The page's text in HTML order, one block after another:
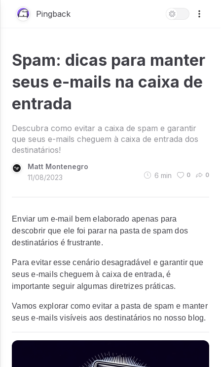
Pingback
Spam: dicas para manter
seus e-mails na caixa de
entrada
Descubra como evitar a caixa de spam e garantir
que seus e-mails cheguem à caixa de entrada dos
destinatários!
Matt Montenegro
11/08/2023
6 min 0 0
Enviar um e-mail bem elaborado apenas para
descobrir que ele foi parar na pasta de spam dos
destinatários é frustrante.
Para evitar esse cenário desagradável e garantir que
seus e-mails cheguem à caixa de entrada, é
importante seguir algumas diretrizes práticas.
Vamos explorar como evitar a pasta de spam e manter
seus e-mails visíveis aos destinatários no nosso blog.